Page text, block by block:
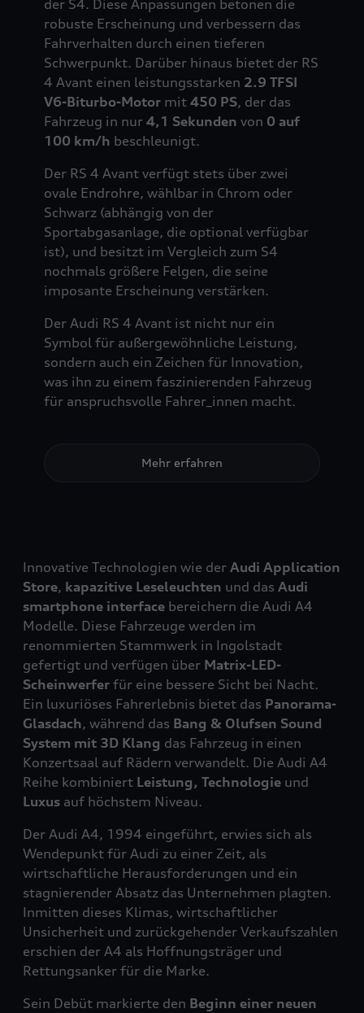
der S4. Diese Anpassungen betonen die
robuste Erscheinung und verbessern das
Fahrverhalten durch einen tieferen
Schwerpunkt. Darüber hinaus bietet der RS
4 Avant einen leistungsstarken 2.9 TFSI
V6-Biturbo-Motormit 450 PS, der das
Fahrzeug in nur4,1 Sekunden von 0 auf
100 km/h beschleunigt.
Der RS 4 Avant verfügt stets über zwei
ovale Endrohre, wählbar in Chrom oder
Schwarz (abhängig von der
Sportabgasanlage, die optional verfügbar
ist), und besitzt im Vergleich zum S4
nochmals größere Felgen, die seine
imposante Erscheinung verstärken.
Der Audi RS 4 Avant ist nicht nur ein
Symbol für außergewöhnliche Leistung,
sondern auch ein Zeichen für Innovation,
was ihn zu einem faszinierenden Fahrzeug
für anspruchsvolle Fahrer_innen macht.
Mehr erfahren
Innovative Technologien wie der Audi Application
Store, kapazitive Leseleuchten und das Audi
smartphone interface bereichern die Audi A4
Modelle. Diese Fahrzeuge werden im
renommierten Stammwerk in Ingolstadt
gefertigt und verfügen über Matrix-LED-
Scheinwerfer für eine bessere Sicht bei Nacht.
Ein luxuriöses Fahrerlebnis bietet das Panorama-
Glasdach, während das Bang & Olufsen Sound
System mit 3D Klang das Fahrzeug in einen
Konzertsaal auf Rädern verwandelt. Die Audi A4
Reihe kombiniert Leistung, Technologie und
Luxus auf höchstem Niveau.
Der Audi A4, 1994 eingeführt, erwies sich als
Wendepunkt für Audi zu einer Zeit, als
wirtschaftliche Herausforderungen und ein
stagnierender Absatz das Unternehmen plagten.
Inmitten dieses Klimas, wirtschaftlicher
Unsicherheit und zurückgehender Verkaufszahlen
erschien der A4 als Hoffnungsträger und
Rettungsanker für die Marke.
Sein Debüt markierte den Beginn einer neuen